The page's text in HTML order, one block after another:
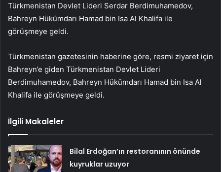
Türkmenistan Devlet Lideri Serdar Berdimuhamedov,
Bahreyn Hükümdarı Hamad bin Isa Al Khalifa ile
görüşmeye geldi.
Türkmenistan gazetesinin haberine göre, resmi ziyaret için
Bahreyn’e giden Türkmenistan Devlet Lideri
Berdimuhamedov, Bahreyn Hükümdarı Hamad bin Isa Al
Khalifa ile görüşmeye geldi.
İlgili Makaleler
Bilal Erdoğan’ın restoranının önünde
kuyruklar uzuyor